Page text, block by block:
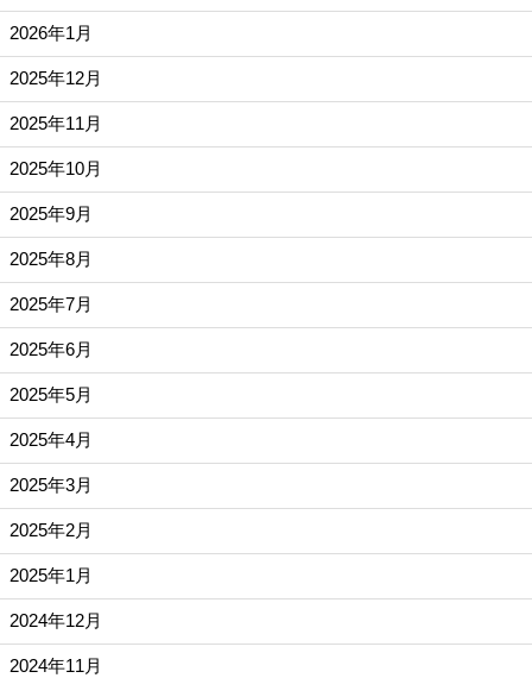
2026年1月
2025年12月
2025年11月
2025年10月
2025年9月
2025年8月
2025年7月
2025年6月
2025年5月
2025年4月
2025年3月
2025年2月
2025年1月
2024年12月
2024年11月